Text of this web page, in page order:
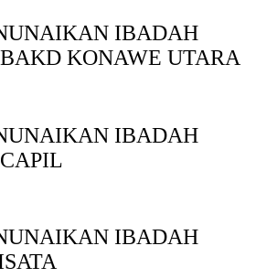
IBADAH
KONAWE UTARA
IBADAH
IBADAH